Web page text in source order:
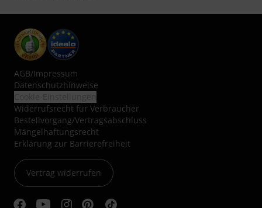
AGB/Impressum
Datenschutzhinweise
Widerrufsrecht für Verbraucher
Bestellvorgang/Vertragsabschluss
Mängelhaftungsrecht
Erklärung zur Barrierefreiheit
Vertrag widerrufen